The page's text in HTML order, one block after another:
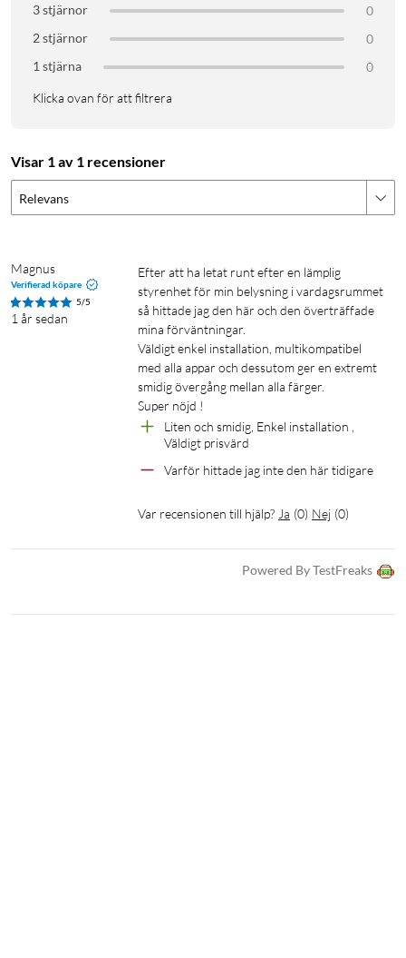
3 stjärnor
0
2 stjärnor
0
1 stjärna
0
Klicka ovan för att filtrera
Visar 1 av 1 recensioner
Relevans
Magnus
Verifierad köpare
5/5
1 år sedan
Efter att ha letat runt efter en lämplig
styrenhet för min belysning i vardagsrummet
så hittade jag den här och den överträffade
mina förväntningar.
Väldigt enkel installation, multikompatibel
med alla appar och dessutom ger en extremt
smidig övergång mellan alla färger.
Super nöjd !
Liten och smidig, Enkel installation ,
Väldigt prisvärd
Varför hittade jag inte den här tidigare
Var recensionen till hjälp? Ja (0) Nej (0)
Powered By TestFreaks